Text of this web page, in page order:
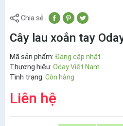
Chia sẻ
Cây lau xoắn tay
Mã sản phẩm: Đang cập nhật
Thương hiệu: Oday Việt Nam
Tình trạng: Còn hàng
Liên hệ